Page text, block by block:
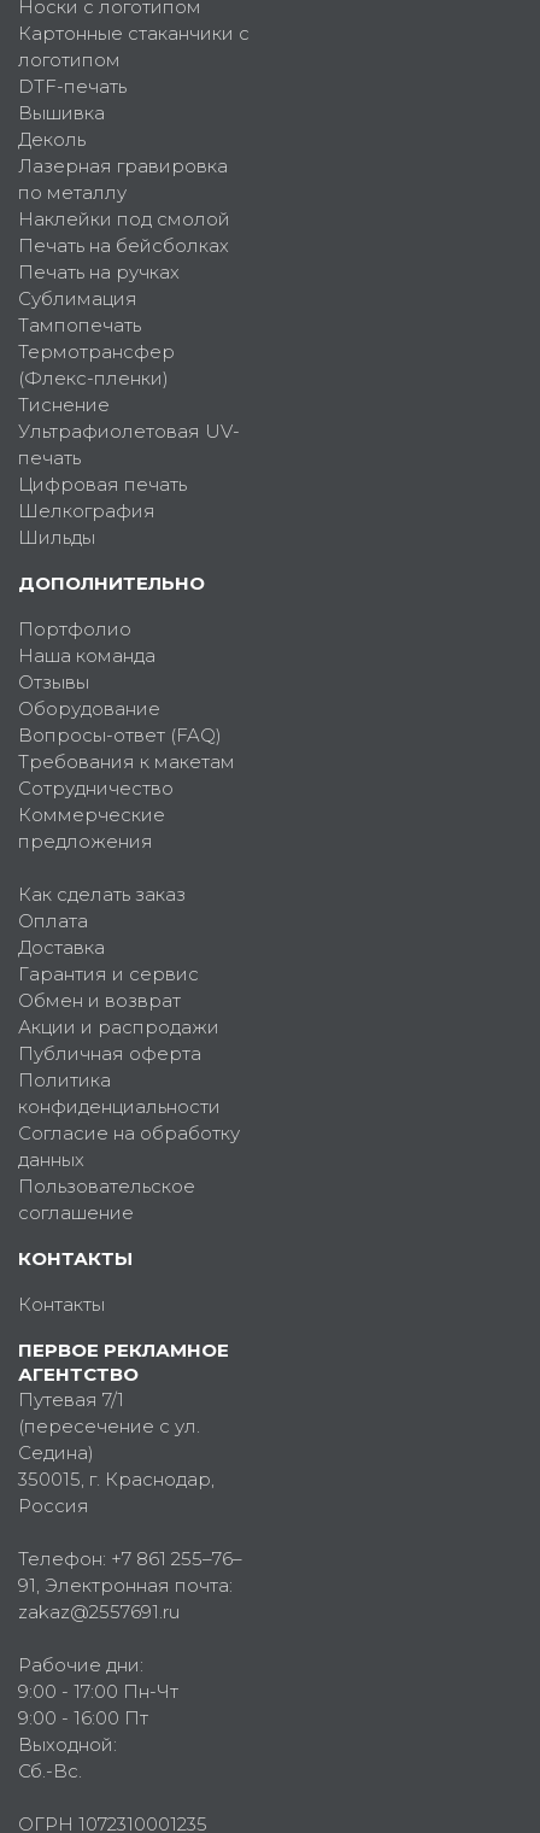
Носки с логотипом
Картонные стаканчики с
логотипом
DTF-печать
Вышивка
Деколь
Лазерная гравировка
по металлу
Наклейки под смолой
Печать на бейсболках
Печать на ручках
Сублимация
Тампопечать
Термотрансфер
(Флекс-пленки)
Тиснение
Ультрафиолетовая UV-
печать
Цифровая печать
Шелкография
Шильды
ДОПОЛНИТЕЛЬНО
Портфолио
Наша команда
Отзывы
Оборудование
Вопросы-ответ (FAQ)
Требования к макетам
Сотрудничество
Коммерческие
предложения
Как сделать заказ
Оплата
Доставка
Гарантия и сервис
Обмен и возврат
Акции и распродажи
Публичная оферта
Политика
конфиденциальности
Согласие на обработку
данных
Пользовательское
соглашение
КОНТАКТЫ
Контакты
ПЕРВОЕ РЕКЛАМНОЕ
АГЕНТСТВО
Путевая 7/1
(пересечение с ул.
Седина)
350015, г. Краснодар,
Россия
Телефон: +7 861 255–76–
91, Электронная почта:
zakaz@2557691.ru
Рабочие дни:
9:00 - 17:00 Пн-Чт
9:00 - 16:00 Пт
Выходной:
Сб.-Вс.
ОГРН 1072310001235